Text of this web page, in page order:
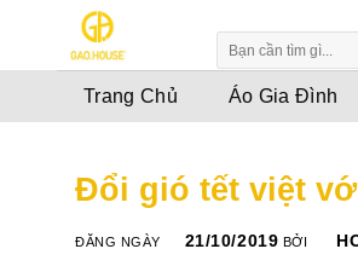
content
Trang Chủ Áo Gia Đình
Đổi gió tết việt
ĐĂNG NGÀY 21/10/2019 BỞI